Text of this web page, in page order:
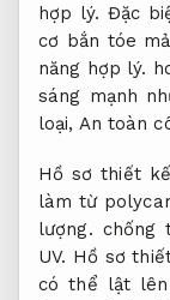
hợp lý. Đặc
cơ bắn tóe
năng hợp lý.
sáng mạnh
loại, An toàn
Hồ sơ thiết
làm từ
lượng. chống
UV. Hồ sơ
có thể lật lên